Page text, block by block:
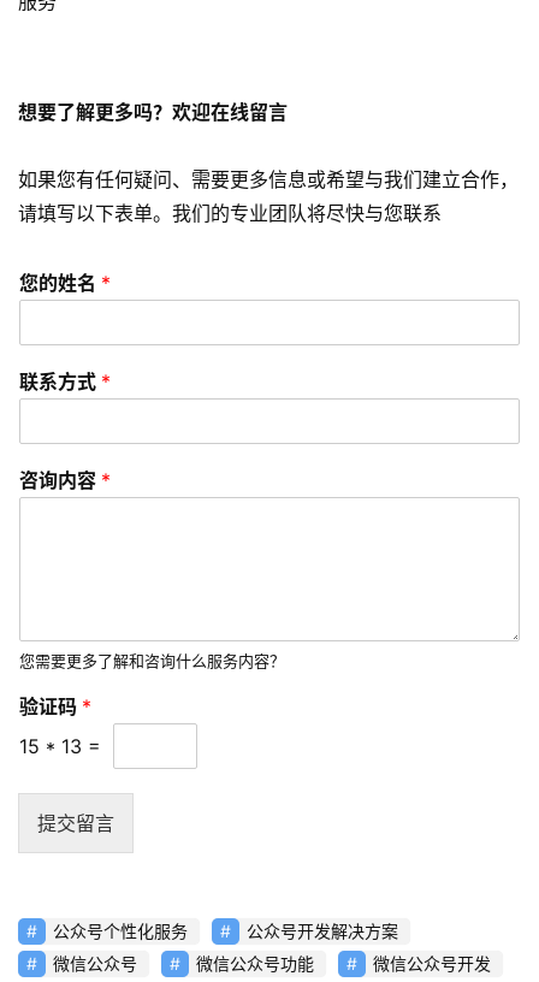
发
网
站
发
o
化
A
P
开
短
资
想要了解更多吗？欢迎在线留言
如果您有任何疑问、需要更多信息或希望与我们建立合作，
请填写以下表单。我们的专业团队将尽快与您联系
您的姓名 *
联系方式 *
咨询内容 *
您需要更多了解和咨询什么服务内容？
验证码 *
15 * 13 =
提交留言
公众号个性化服务
公众号开发解决方案
微信公众号
微信公众号功能
微信公众号开发